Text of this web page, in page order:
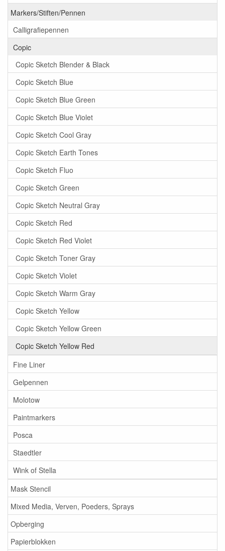
Markers/Stiften/Pennen
Calligrafiepennen
Copic
Copic Sketch Blender & Black
Copic Sketch Blue
Copic Sketch Blue Green
Copic Sketch Blue Violet
Copic Sketch Cool Gray
Copic Sketch Earth Tones
Copic Sketch Fluo
Copic Sketch Green
Copic Sketch Neutral Gray
Copic Sketch Red
Copic Sketch Red Violet
Copic Sketch Toner Gray
Copic Sketch Violet
Copic Sketch Warm Gray
Copic Sketch Yellow
Copic Sketch Yellow Green
Copic Sketch Yellow Red
Fine Liner
Gelpennen
Molotow
Paintmarkers
Posca
Staedtler
Wink of Stella
Mask Stencil
Mixed Media, Verven, Poeders, Sprays
Opberging
Papierblokken